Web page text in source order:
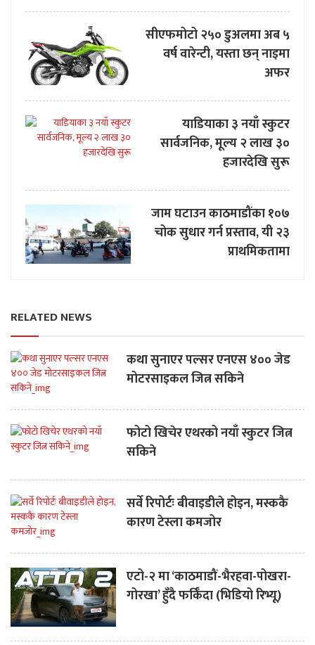
सीएफमोटो २५० डुअलमा अब ५
वर्ष वारेन्टी, यस्ता छन् नाइमा
अफर
याडियाका ३ नयाँ स्कुटर
सार्वजनिक, मूल्य २ लाख ३०
हजारदेखि सुरू
जाम घटाउन काठमाडौंका १०७
चोक सुधार गर्न प्रस्ताव, यी २३
प्राथमिकतामा
RELATED NEWS
कथा सुनाएर पल्सर एनएस ४०० जेड
मोटरसाइकल जित्न सकिने
फोटो खिचेर एथरको नयाँ स्कुटर जित्न
सकिने
सर्वे रिपोर्टः बीवाइडीले होइन, मस्ककै
कारण टेस्ला कमजोर
एटो-२ मा ‘काठमाडौं-भैरहवा-पोखरा-
गोरखा’ हुँदै फर्किँदा (भिडियो रिभ्यू)